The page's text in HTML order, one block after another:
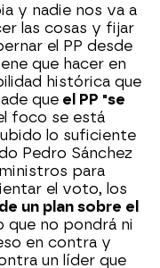
y nadie nos va a
las cosas y fijar
el PP desde
que hacer en
histórica que
que el PP "se
foco se está
lo suficiente
Pedro Sánchez
para
el voto, los
un plan sobre el
que no pondrá ni
en contra y
un líder que